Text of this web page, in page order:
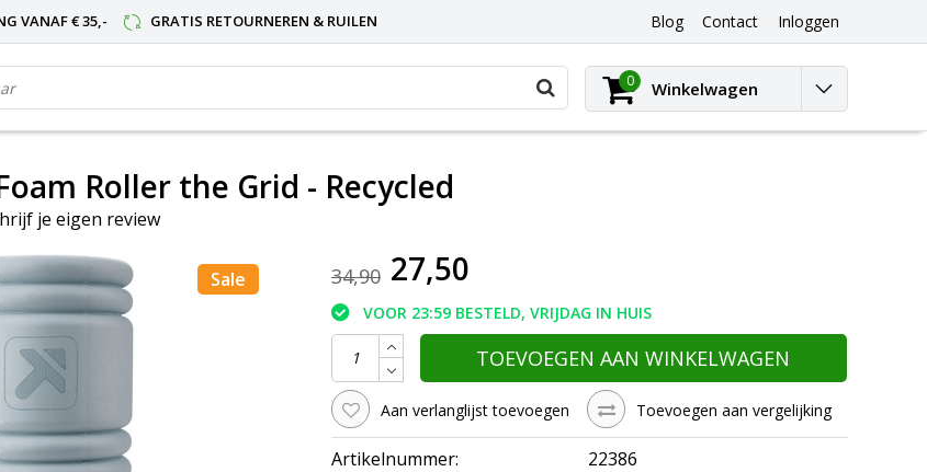
VANAF € 35,- GRATIS RETOURNEREN & RUILEN Blog Contact Inloggen
0 Winkelwagen
Roller the Grid - Recycled
je eigen review
Sale 34,90 27,50
VOOR 23:59 BESTELD, VRIJDAG IN HUIS
TOEVOEGEN AAN WINKELWAGEN
Aan verlanglijst toevoegen Toevoegen aan vergelijking
Artikelnummer:
22386